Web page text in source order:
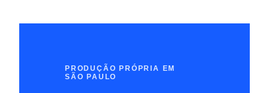
PRODUÇÃO PRÓPRIA EM
SÃO PAULO